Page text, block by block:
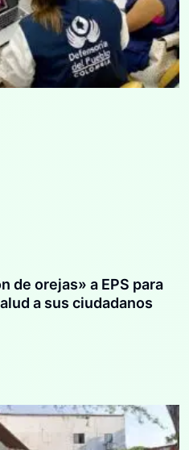
de orejas» a EPS para
a sus ciudadanos